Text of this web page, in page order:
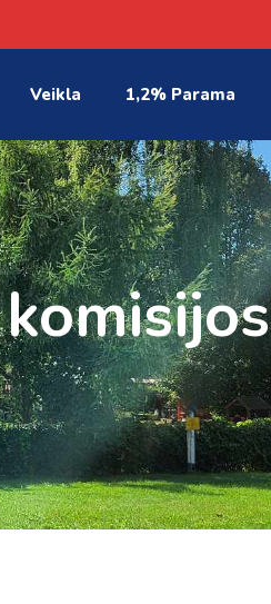
Veikla 1,2% Parama